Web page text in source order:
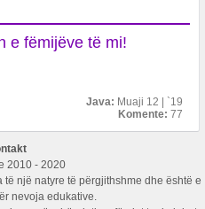
e fëmijëve të mi!
Java: Muaji 12 | `19
Komente: 77
2010 - 2020
një natyre të përgjithshme dhe është e
nevoja edukative.